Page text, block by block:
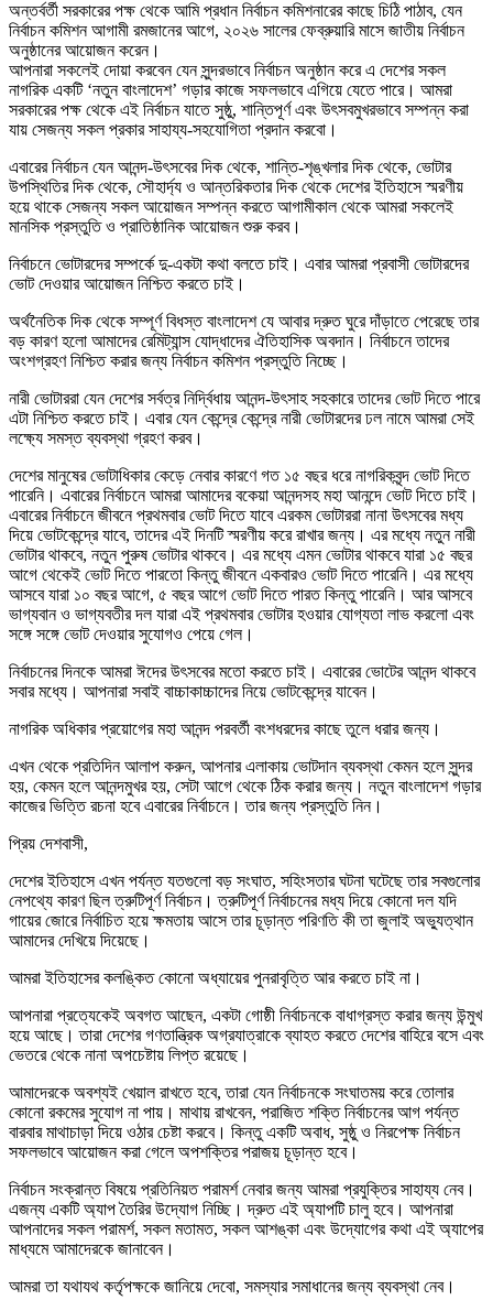
অন্তর্বর্তী সরকারের পক্ষ থেকে আমি প্রধান নির্বাচন কমিশনারের কাছে চিঠি পাঠাব, যেন
নির্বাচন কমিশন আগামী রমজানের আগে, ২০২৬ সালের ফেব্রুয়ারি মাসে জাতীয় নির্বাচন
অনুষ্ঠানের আয়োজন করেন।
আপনারা সকলেই দোয়া করবেন যেন সুন্দরভাবে নির্বাচন অনুষ্ঠান করে এ দেশের সকল
নাগরিক একটি ‘নতুন বাংলাদেশ’ গড়ার কাজে সফলভাবে এগিয়ে যেতে পারে। আমরা
সরকারের পক্ষ থেকে এই নির্বাচন যাতে সুষ্ঠু, শান্তিপূর্ণ এবং উৎসবমুখরভাবে সম্পন্ন করা
যায় সেজন্য সকল প্রকার সাহায্য-সহযোগিতা প্রদান করবো।
এবারের নির্বাচন যেন আনন্দ-উৎসবের দিক থেকে, শান্তি-শৃঙ্খলার দিক থেকে, ভোটার
উপস্থিতির দিক থেকে, সৌহার্দ্য ও আন্তরিকতার দিক থেকে দেশের ইতিহাসে স্মরণীয়
হয়ে থাকে সেজন্য সকল আয়োজন সম্পন্ন করতে আগামীকাল থেকে আমরা সকলেই
মানসিক প্রস্তুতি ও প্রাতিষ্ঠানিক আয়োজন শুরু করব।
নির্বাচনে ভোটারদের সম্পর্কে দু-একটা কথা বলতে চাই। এবার আমরা প্রবাসী ভোটারদের
ভোট দেওয়ার আয়োজন নিশ্চিত করতে চাই।
অর্থনৈতিক দিক থেকে সম্পূর্ণ বিধস্ত বাংলাদেশ যে আবার দ্রুত ঘুরে দাঁড়াতে পেরেছে তার
বড় কারণ হলো আমাদের রেমিট্যান্স যোদ্ধাদের ঐতিহাসিক অবদান। নির্বাচনে তাদের
অংশগ্রহণ নিশ্চিত করার জন্য নির্বাচন কমিশন প্রস্তুতি নিচ্ছে।
নারী ভোটাররা যেন দেশের সর্বত্র নির্দ্বিধায় আনন্দ-উৎসাহ সহকারে তাদের ভোট দিতে পারে
এটা নিশ্চিত করতে চাই। এবার যেন কেন্দ্রে কেন্দ্রে নারী ভোটারদের ঢল নামে আমরা সেই
লক্ষ্যে সমস্ত ব্যবস্থা গ্রহণ করব।
দেশের মানুষের ভোটাধিকার কেড়ে নেবার কারণে গত ১৫ বছর ধরে নাগরিকবৃন্দ ভোট দিতে
পারেনি। এবারের নির্বাচনে আমরা আমাদের বকেয়া আনন্দসহ মহা আনন্দে ভোট দিতে চাই।
এবারের নির্বাচনে জীবনে প্রথমবার ভোট দিতে যাবে এরকম ভোটাররা নানা উৎসবের মধ্য
দিয়ে ভোটকেন্দ্রে যাবে, তাদের এই দিনটি স্মরণীয় করে রাখার জন্য। এর মধ্যে নতুন নারী
ভোটার থাকবে, নতুন পুরুষ ভোটার থাকবে। এর মধ্যে এমন ভোটার থাকবে যারা ১৫ বছর
আগে থেকেই ভোট দিতে পারতো কিন্তু জীবনে একবারও ভোট দিতে পারেনি। এর মধ্যে
আসবে যারা ১০ বছর আগে, ৫ বছর আগে ভোট দিতে পারত কিন্তু পারেনি। আর আসবে
ভাগ্যবান ও ভাগ্যবতীর দল যারা এই প্রথমবার ভোটার হওয়ার যোগ্যতা লাভ করলো এবং
সঙ্গে সঙ্গে ভোট দেওয়ার সুযোগও পেয়ে গেল।
নির্বাচনের দিনকে আমরা ঈদের উৎসবের মতো করতে চাই। এবারের ভোটের আনন্দ থাকবে
সবার মধ্যে। আপনারা সবাই বাচ্চাকাচ্চাদের নিয়ে ভোটকেন্দ্রে যাবেন।
নাগরিক অধিকার প্রয়োগের মহা আনন্দ পরবর্তী বংশধরদের কাছে তুলে ধরার জন্য।
এখন থেকে প্রতিদিন আলাপ করুন, আপনার এলাকায় ভোটদান ব্যবস্থা কেমন হলে সুন্দর
হয়, কেমন হলে আনন্দমুখর হয়, সেটা আগে থেকে ঠিক করার জন্য। নতুন বাংলাদেশ গড়ার
কাজের ভিত্তি রচনা হবে এবারের নির্বাচনে। তার জন্য প্রস্তুতি নিন।
প্রিয় দেশবাসী,
দেশের ইতিহাসে এখন পর্যন্ত যতগুলো বড় সংঘাত, সহিংসতার ঘটনা ঘটেছে তার সবগুলোর
নেপথ্যে কারণ ছিল ত্রুটিপূর্ণ নির্বাচন। ত্রুটিপূর্ণ নির্বাচনের মধ্য দিয়ে কোনো দল যদি
গায়ের জোরে নির্বাচিত হয়ে ক্ষমতায় আসে তার চূড়ান্ত পরিণতি কী তা জুলাই অভ্যুত্থান
আমাদের দেখিয়ে দিয়েছে।
আমরা ইতিহাসের কলঙ্কিত কোনো অধ্যায়ের পুনরাবৃত্তি আর করতে চাই না।
আপনারা প্রত্যেকেই অবগত আছেন, একটা গোষ্ঠী নির্বাচনকে বাধাগ্রস্ত করার জন্য উন্মুখ
হয়ে আছে। তারা দেশের গণতান্ত্রিক অগ্রযাত্রাকে ব্যাহত করতে দেশের বাহিরে বসে এবং
ভেতরে থেকে নানা অপচেষ্টায় লিপ্ত রয়েছে।
আমাদেরকে অবশ্যই খেয়াল রাখতে হবে, তারা যেন নির্বাচনকে সংঘাতময় করে তোলার
কোনো রকমের সুযোগ না পায়। মাথায় রাখবেন, পরাজিত শক্তি নির্বাচনের আগ পর্যন্ত
বারবার মাথাচাড়া দিয়ে ওঠার চেষ্টা করবে। কিন্তু একটি অবাধ, সুষ্ঠু ও নিরপেক্ষ নির্বাচন
সফলভাবে আয়োজন করা গেলে অপশক্তির পরাজয় চূড়ান্ত হবে।
নির্বাচন সংক্রান্ত বিষয়ে প্রতিনিয়ত পরামর্শ নেবার জন্য আমরা প্রযুক্তির সাহায্য নেব।
এজন্য একটি অ্যাপ তৈরির উদ্যোগ নিচ্ছি। দ্রুত এই অ্যাপটি চালু হবে। আপনারা
আপনাদের সকল পরামর্শ, সকল মতামত, সকল আশঙ্কা এবং উদ্যোগের কথা এই অ্যাপের
মাধ্যমে আমাদেরকে জানাবেন।
আমরা তা যথাযথ কর্তৃপক্ষকে জানিয়ে দেবো, সমস্যার সমাধানের জন্য ব্যবস্থা নেব।